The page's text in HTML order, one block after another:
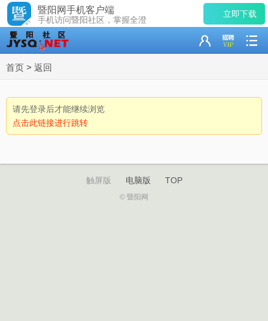
暨阳网手机客户端
手机访问暨阳社区，掌握全澄
立即下载
首页 > 返回
请先登录后才能继续浏览
点击此链接进行跳转
触屏版 电脑版 TOP
© 暨阳网